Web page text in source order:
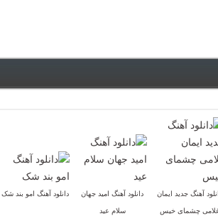
آهنگ جدید ایمان
چشمای خیس
دانلود آهنگ امید جهان
سلام عید
دانلود آهنگ امو بند شک